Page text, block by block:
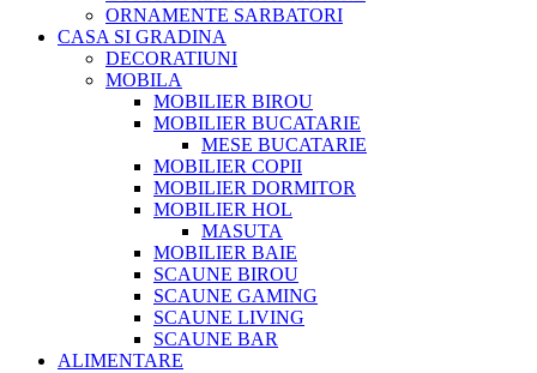
ORNAMENTE SARBATORI
CASA SI GRADINA
DECORATIUNI
MOBILA
MOBILIER BIROU
MOBILIER BUCATARIE
MESE BUCATARIE
MOBILIER COPII
MOBILIER DORMITOR
MOBILIER HOL
MASUTA
MOBILIER BAIE
SCAUNE BIROU
SCAUNE GAMING
SCAUNE LIVING
SCAUNE BAR
ALIMENTARE